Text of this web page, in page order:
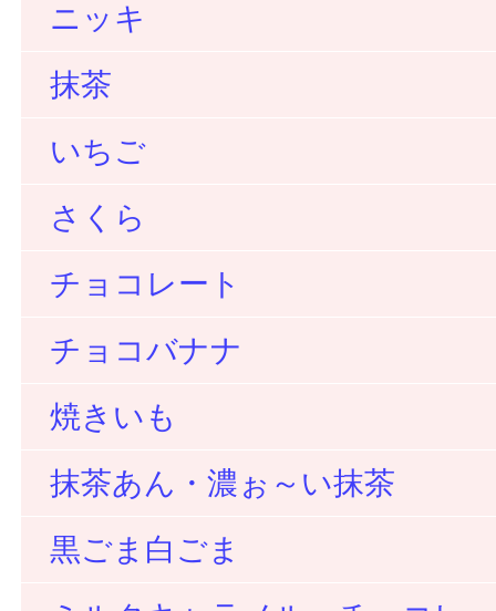
ニッキ
抹茶
いちご
さくら
チョコレート
チョコバナナ
焼きいも
抹茶あん・濃ぉ～い抹茶
黒ごま白ごま